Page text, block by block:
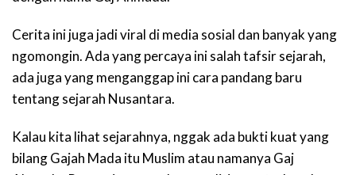
Cerita ini juga jadi viral di media sosial dan banyak yang
ngomongin. Ada yang percaya ini salah tafsir sejarah,
ada juga yang menganggap ini cara pandang baru
tentang sejarah Nusantara.
Kalau kita lihat sejarahnya, nggak ada bukti kuat yang
bilang Gajah Mada itu Muslim atau namanya Gaj